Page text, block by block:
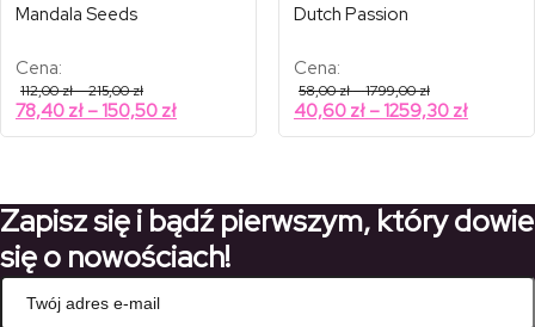
Mandala Seeds
Cena:
112,00zł–215,00złZakres
cen:
od
112,00 zł
78,40 zł – 150,50 złZakres
cen:
150,50 zł
Dutch Passion
Cena:
58,00zł–1799,00złZakres
cen:
od
58,00 zł
40,60 zł – 1259,30 złZakres
cen:
1259,30
Zapisz się i bądź pierwszym, który dowie
się o nowościach!